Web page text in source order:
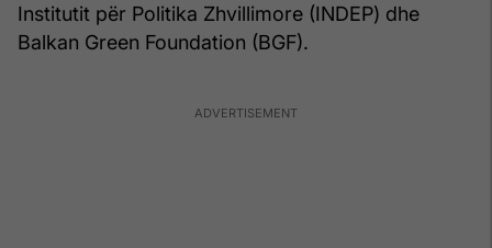
Institutit për Politika Zhvillimore (INDEP) dhe
Balkan Green Foundation (BGF).